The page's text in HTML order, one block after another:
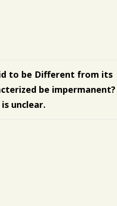
to be Different from its
be impermanent?
unclear.